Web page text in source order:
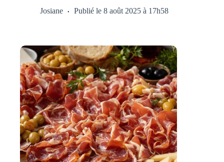
Josiane
Publié le 8 août 2025 à 17h58